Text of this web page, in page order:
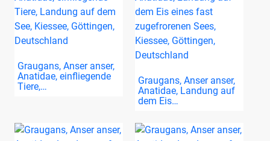
Graugans, Anser anser,
Anatidae, einfliegende
Tiere,…
Graugans, Anser anser,
Anatidae, Landung auf
dem Eis…